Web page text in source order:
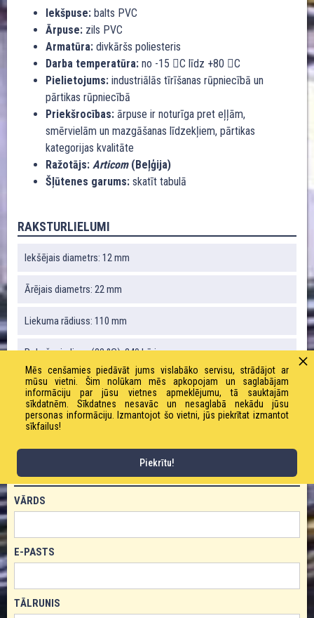
Iekšpuse: balts PVC
Ārpuse: zils PVC
Armatūra: divkāršs poliesteris
Darba temperatūra: no -15 C līdz +80 C
Pielietojums: industriālās tīrīšanas rūpniecībā un
pārtikas rūpniecībā
Priekšrocības: ārpuse ir noturīga pret eļļām,
smērvielām un mazgāšanas līdzekļiem, pārtikas
kategorijas kvalitāte
Ražotājs: Articom(Beļģija)
Šļūtenes garums: skatīt tabulā
RAKSTURLIELUMI
Iekšējais diametrs: 12 mm
Ārējais diametrs: 22 mm
Liekuma rādiuss: 110 mm
Robežspiediens (23 °C): 240 bāri
Svars: 330 g / m
Darba spiediens (23 °C): 80 bāri
VĀRDS
E-PASTS
TĀLRUNIS
Mēs cenšamies piedāvāt jums vislabāko servisu, strādājot ar
mūsu vietni. Šim nolūkam mēs apkopojam un saglabājam
informāciju par jūsu vietnes apmeklējumu, tā sauktajām
sīkdatnēm. Sīkdatnes nesavāc un nesaglabā nekādu jūsu
personas informāciju. Izmantojot šo vietni, jūs piekrītat izmantot
sīkfailus!
Piekrītu!